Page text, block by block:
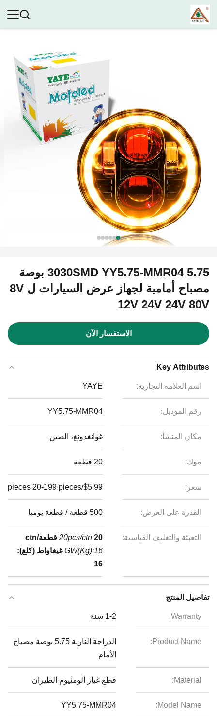
3030SMD YY5.75-MMR04 5.75 بوصة
مصباح أمامية لجهاز عرض السيارات ل 8V
12V 24V 24V 80V
الاستفسار الآن
Key Attributes
اسم العلامة التجارية: YAYE
رقم الموديل: YY5.75-MMR04
مكان المنشأ: غوانغدونغ، الصين
موك: 20 قطعة
سعر: $5.99/pieces 20-199 pieces
القدرة على العرض: 500 قطعة / قطعة يوميا
التعبئة والتغليف القياسية: 20pcs/ctn 20 قطعة/ctn
GW(Kg):16 غيغاواط (كلغ):
16
تفاصيل المنتج
Warranty: 1-2 سنة
Product Name:
الدراجة النارية 5.75 بوصة مصباح
الأمام
Material: قطع غيار ألومنيوم الطيران
Model Name:
YY5.75-MMR04